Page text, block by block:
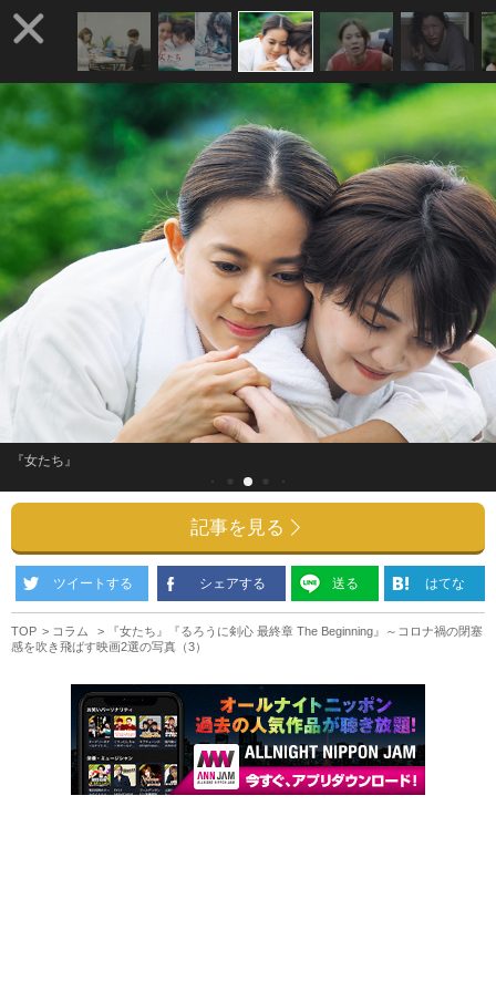
『女たち』
記事を見る
ツイートする シェアする 送る はてな
TOP コラム
『女たち』『るろうに剣心 最終章 The Beginning』～コロナ禍の閉塞
感を吹き飛ばす映画2選の写真（3）